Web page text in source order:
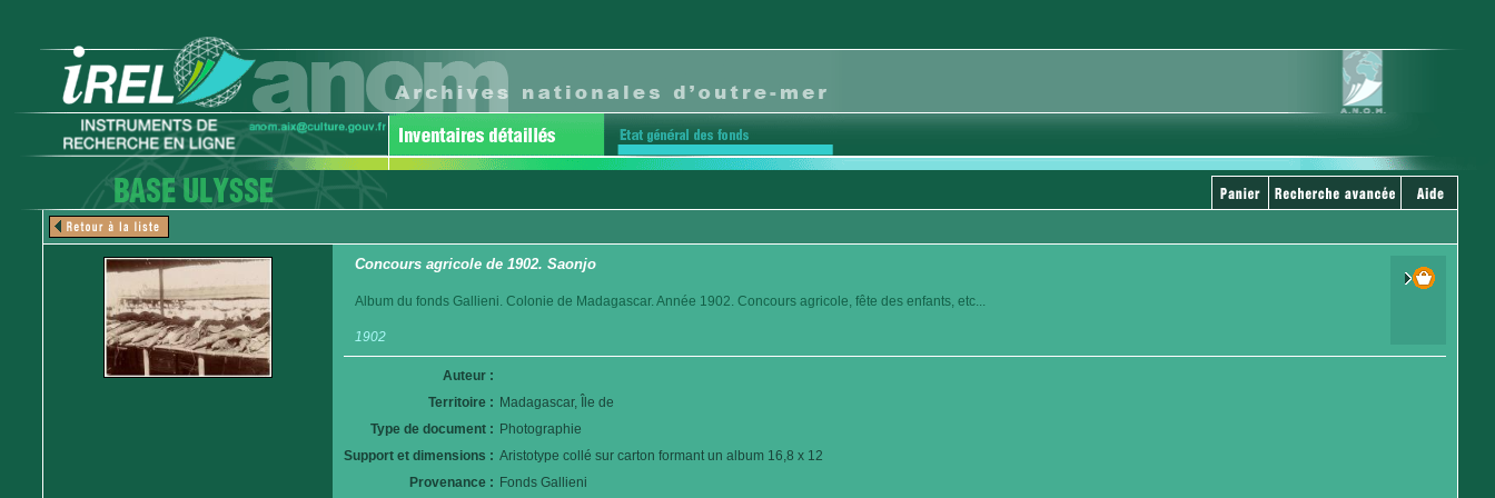
Concours agricole de 1902. Saonjo
Album du fonds Gallieni. Colonie de Madagascar. Année 1902. Concours agricole, fête des enfants, etc...
1902
Auteur :
Territoire : Madagascar, Île de
Type de document : Photographie
Support et dimensions : Aristotype collé sur carton formant un album 16,8 x 12
Provenance : Fonds Gallieni